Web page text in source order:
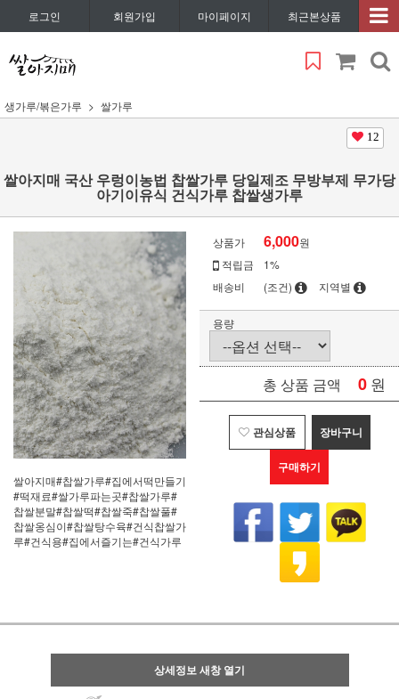
로그인 회원가입 마이페이지 최근본상품
생가루/볶은가루 쌀가루
12
쌀아지매 국산 우렁이농법 찹쌀가루 당일제조 무방부제 무가당
아기이유식 건식가루 찹쌀생가루
쌀아지매#찹쌀가루#집에서떡만들기
#떡재료#쌀가루파는곳#찹쌀가루#
찹쌀분말#찹쌀떡#찹쌀죽#찹쌀풀#
찹쌀옹심이#찹쌀탕수육#건식찹쌀가
루#건식용#집에서즐기는#건식가루
상품가 6,000원
적립금
1%
배송비
(조건) 지역별
용량
총 상품 금액 0 원
관심상품 장바구니
구매하기
상세정보 새창 열기